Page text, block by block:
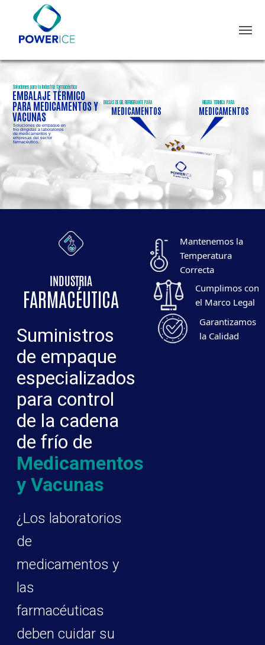
Soluciones para la industria farmacéutica
EMBALAJE TÉRMICO
PARA MEDICAMENTOS Y
VACUNAS
Soluciones de empaque en
frío dirigidas a laboratorios
de medicamentos y
empresas del sector
farmacéutico.
MEDICAMENTOS
BOLSAS DE GEL REFRIGERANTE PARA
MEDICAMENTOS
HIELERA TÉRMICA PARA
INDUSTRIA
FARMACÉUTICA
Suministros
de empaque
especializados
para control
de la cadena
de frío de
Medicamentos
y Vacunas
¿Los laboratorios
de
medicamentos y
las
farmacéuticas
deben cuidar su
Mantenemos la
Temperatura
Correcta
Cumplimos con
el Marco Legal
Garantizamos
la Calidad